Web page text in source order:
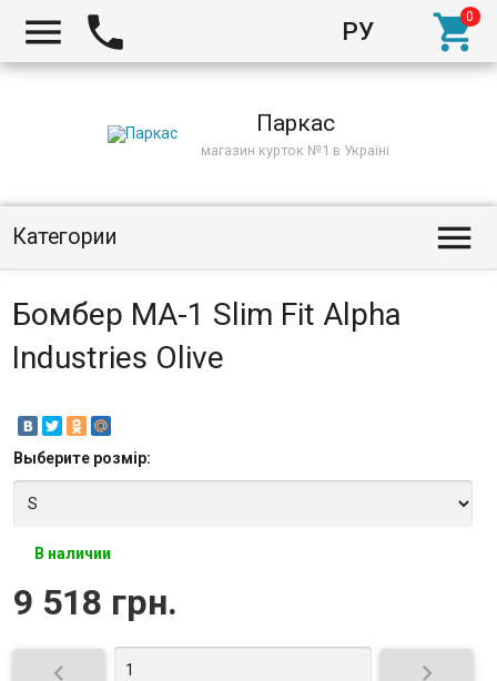
РУ
  
Паркас
магазин курток №1 в Україні
Категории 
Бомбер MA-1 Slim Fit Alpha
Industries Olive
Выберите розмір:
В наличии
9 518 грн.
 